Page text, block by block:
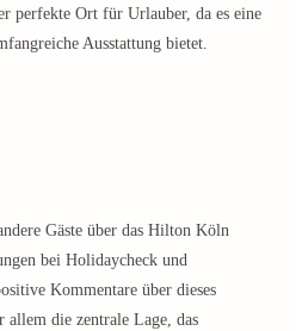
perfekte Ort für Urlauber, da es eine
Ausstattung bietet.
Gäste über das Hilton Köln
bei Holidaycheck und
Kommentare über dieses
die zentrale Lage, das